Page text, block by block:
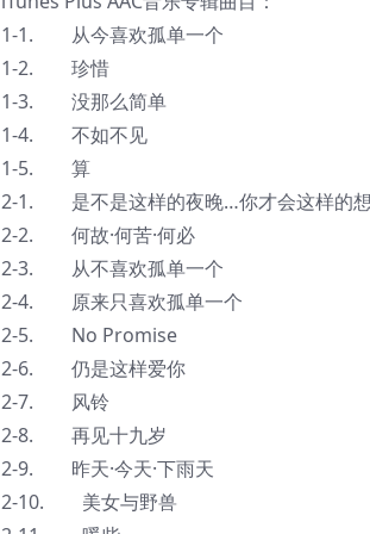
1-1. 从今喜欢孤单一个
1-2. 珍惜
1-3. 没那么简单
1-4. 不如不见
1-5. 算
2-1. 是不是这样的夜晚…你才会这样的
2-2. 何故·何苦·何必
2-3. 从不喜欢孤单一个
2-4. 原来只喜欢孤单一个
2-5. No Promise
2-6. 仍是这样爱你
2-7. 风铃
2-8. 再见十九岁
2-9. 昨天·今天·下雨天
2-10. 美女与野兽